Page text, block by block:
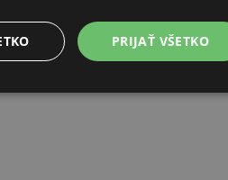
PRIJAŤ VŠETKO